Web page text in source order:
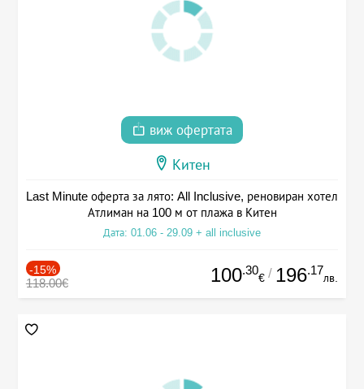
виж офертата
Китен
Last Minute оферта за лято: All Inclusive, реновиран хотел
Атлиман на 100 м от плажа в Китен
Дата: 01.06 - 29.09 + all inclusive
-15%
118.00€ 100.30
€ / 196.17
лв.